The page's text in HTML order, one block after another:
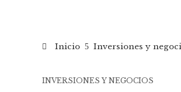
Inicio Inversiones y
INVERSIONES Y NEGOCIOS